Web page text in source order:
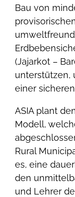
Bau von
(Jajarkot –
unterstützen,
einer
ASIA plant
Modell,
Rural
es, eine
den
und Lehrer